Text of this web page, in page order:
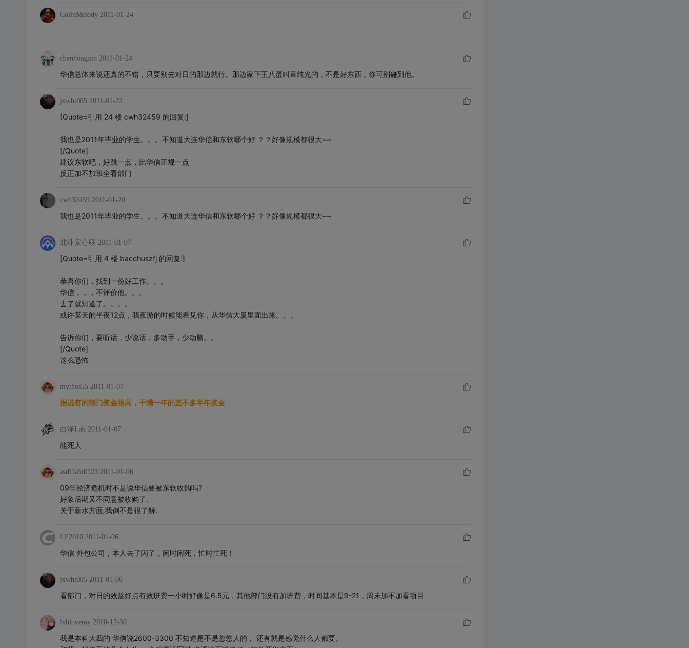
ColinMelody 2011-01-24
chenhongxin 2011-01-24
华信总体来说还真的不错，只要别去对日的那边就行。那边家下王八蛋叫章纯光的，不是好东西，你可别碰到他。
jxwht005 2011-01-22
[Quote=引用 24 楼 cwh32459 的回复:]
我也是2011年毕业的学生。。。不知道大连华信和东软哪个好 ？？好像规模都很大~~
[/Quote]
建议东软吧，好跳一点，比华信正规一点
反正加不加班全看部门
cwh32459 2011-01-20
我也是2011年毕业的学生。。。不知道大连华信和东软哪个好 ？？好像规模都很大~~
北斗安心联 2011-01-07
[Quote=引用 4 楼 bacchuszfj 的回复:]
恭喜你们，找到一份好工作。。。
华信，，，不评价他。。。
去了就知道了。。。。
或许某天的半夜12点，我夜游的时候能看见你，从华信大厦里面出来。。。
告诉你们，要听话，少说话，多动手，少动脑。。
[/Quote]
这么恐怖
mythos55 2011-01-07
据说有的部门奖金很高，干满一年的差不多半年奖金
白泽Lab 2011-01-07
能死人
asdl1a5dl123 2011-01-06
09年经济危机时不是说华信要被东软收购吗?
好象后期又不同意被收购了.
关于薪水方面,我倒不是很了解.
LP2010 2011-01-06
华信 外包公司，本人去了闪了，闲时闲死，忙时忙死！
jxwht005 2011-01-06
看部门，对日的效益好点有效班费一小时好像是6.5元，其他部门没有加班费，时间基本是9-21，周末加不加看项目
lxhlovemy 2010-12-30
我是本科大四的 华信说2600-3300 不知道是不是忽悠人的， 还有就是感觉什么人都要。